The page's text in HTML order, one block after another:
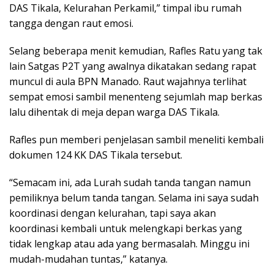
DAS Tikala, Kelurahan Perkamil,” timpal ibu rumah
tangga dengan raut emosi.
Selang beberapa menit kemudian, Rafles Ratu yang tak
lain Satgas P2T yang awalnya dikatakan sedang rapat
muncul di aula BPN Manado. Raut wajahnya terlihat
sempat emosi sambil menenteng sejumlah map berkas
lalu dihentak di meja depan warga DAS Tikala.
Rafles pun memberi penjelasan sambil meneliti kembali
dokumen 124 KK DAS Tikala tersebut.
“Semacam ini, ada Lurah sudah tanda tangan namun
pemiliknya belum tanda tangan. Selama ini saya sudah
koordinasi dengan kelurahan, tapi saya akan
koordinasi kembali untuk melengkapi berkas yang
tidak lengkap atau ada yang bermasalah. Minggu ini
mudah-mudahan tuntas,” katanya.